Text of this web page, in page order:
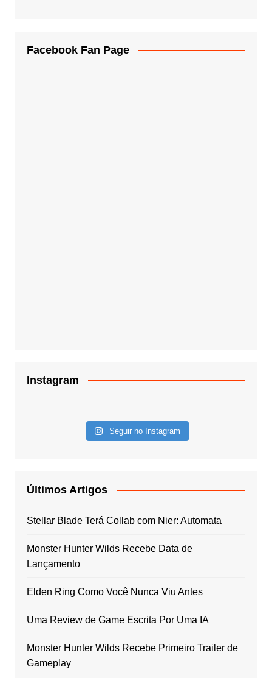
Facebook Fan Page
Instagram
Seguir no Instagram
Últimos Artigos
Stellar Blade Terá Collab com Nier: Automata
Monster Hunter Wilds Recebe Data de
Lançamento
Elden Ring Como Você Nunca Viu Antes
Uma Review de Game Escrita Por Uma IA
Monster Hunter Wilds Recebe Primeiro Trailer de
Gameplay